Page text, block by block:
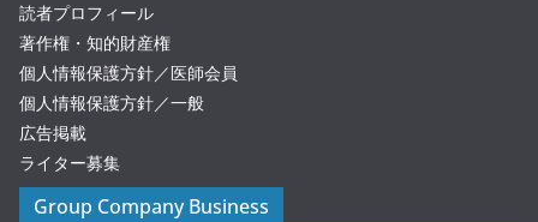
読者プロフィール
著作権・知的財産権
個人情報保護方針／医師会員
個人情報保護方針／一般
広告掲載
ライター募集
Group Company Business